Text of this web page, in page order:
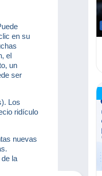
en su
el
un
ser
Los
ridículo
nuevas
la